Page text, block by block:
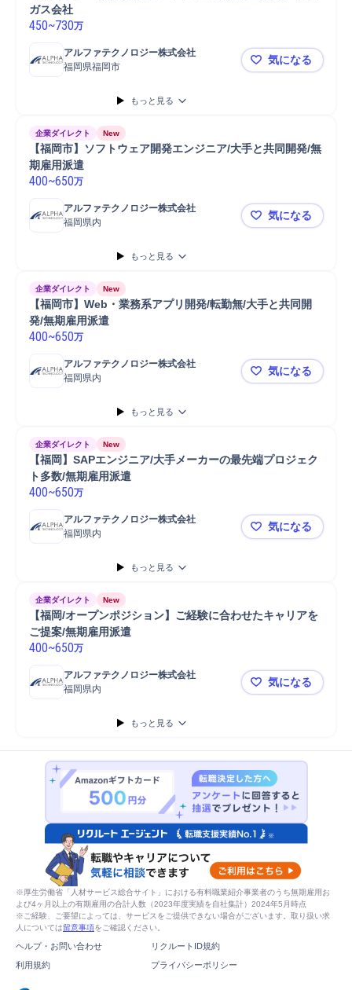
ガス会社
450~730万
アルファテクノロジー株式会社
福岡県福岡市
【福岡市】
気になる
もっと見る
企業ダイレクト New
【福岡市】ソフトウェア開発エンジニア/大手と共同開発/無
期雇用派遣
400~650万
アルファテクノロジー株式会社
福岡県内
【福岡市】
気になる
もっと見る
企業ダイレクト New
【福岡市】Web・業務系アプリ開発/転勤無/大手と共同開
発/無期雇用派遣
400~650万
アルファテクノロジー株式会社
福岡県内
【福岡市】
気になる
もっと見る
企業ダイレクト New
【福岡】SAPエンジニア/大手メーカーの最先端プロジェク
ト多数/無期雇用派遣
400~650万
アルファテクノロジー株式会社
福岡県内
【福岡】
気になる
もっと見る
企業ダイレクト New
【福岡/オープンポジション】ご経験に合わせたキャリアを
ご提案/無期雇用派遣
400~650万
アルファテクノロジー株式会社
福岡県内
【福岡/オー
気になる
もっと見る
※厚生労働省「人材サービス総合サイト」における有料職業紹介事業者のうち無期雇用お
よび4ヶ月以上の有期雇用の合計人数（2023年度実績を自社集計）2024年5月時点
※ご経験、ご要望によっては、サービスをご提供できない場合がございます。取り扱い求
人については留意事項をご確認ください。
ヘルプ・お問い合わせ
リクルートID規約
利用規約
プライバシーポリシー